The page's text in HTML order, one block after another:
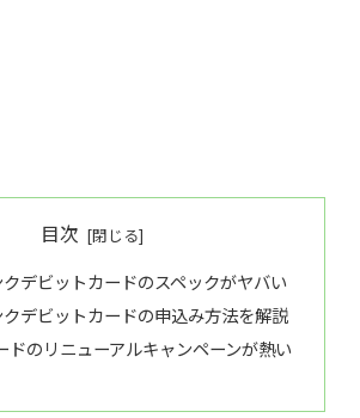
目次
デビットカードのスペックがヤバい
デビットカードの申込み方法を解説
ドのリニューアルキャンペーンが熱い